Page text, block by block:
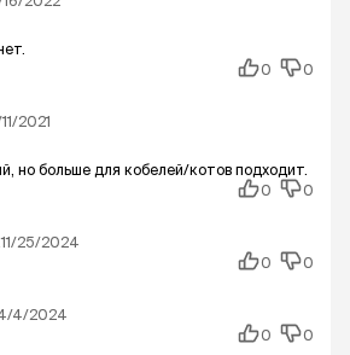
0
0
2021
но больше для кобелей/котов подходит.
0
0
11/25/2024
0
0
4/2024
0
0